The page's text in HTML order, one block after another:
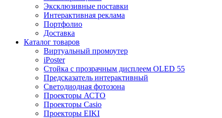
Эксклюзивные поставки
Интерактивная реклама
Портфолио
Доставка
Каталог товаров
Виртуальный промоутер
iPoster
Стойка с прозрачным дисплеем OLED 55
Предсказатель интерактивный
Светодиодная фотозона
Проекторы АСТО
Проекторы Casio
Проекторы EIKI